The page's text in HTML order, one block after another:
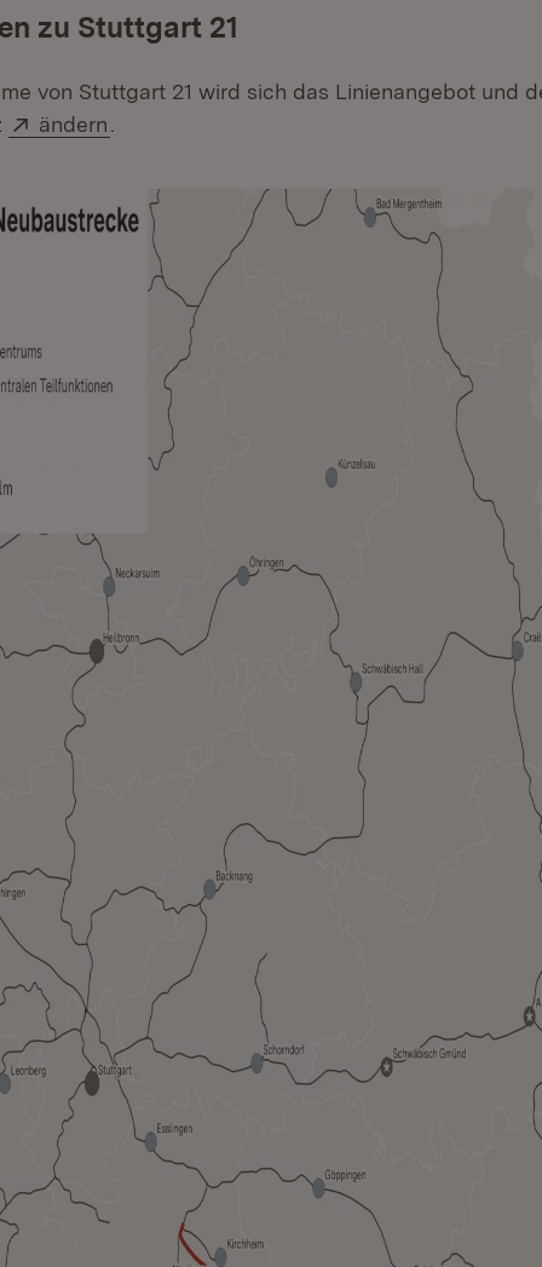
zu Stuttgart 21
von Stuttgart 21 wird sich das Linienangebot und
Extern:
ändern